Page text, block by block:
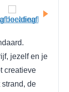
jezelf en je
creatieve
de